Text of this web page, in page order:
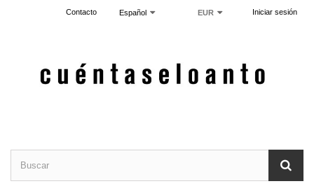
Iniciar sesión
EUR
Español
Contacto